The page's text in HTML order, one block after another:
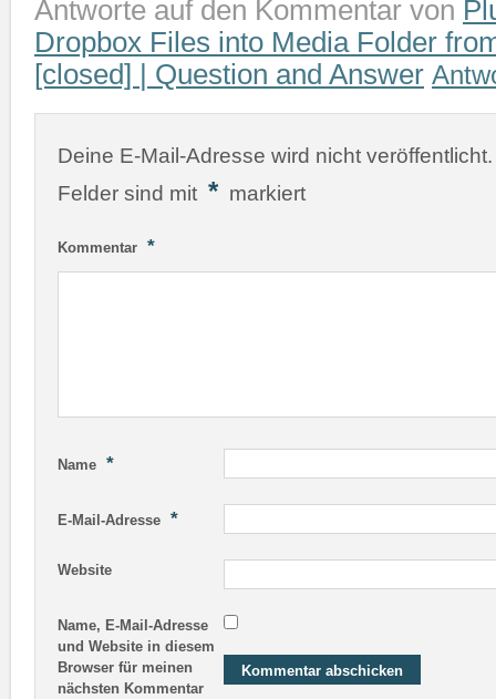
Antworte auf den Kommentar von
Dropbox Files into Media Folder
[closed] | Question and Answer
Deine E-Mail-Adresse wird nicht veröffentlicht.
Felder sind mit * markiert
Kommentar *
Name *
E-Mail-Adresse *
Website
Name, E-Mail-Adresse
und Website in diesem
Browser für meinen
nächsten Kommentar